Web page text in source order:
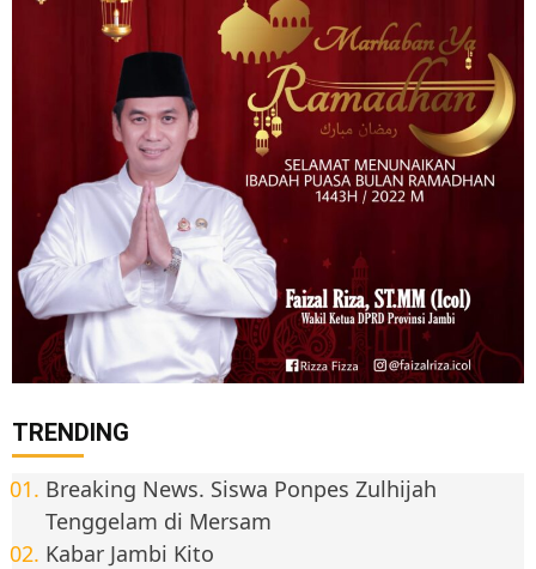
TRENDING
Breaking News. Siswa Ponpes Zulhijah
Tenggelam di Mersam
Kabar Jambi Kito